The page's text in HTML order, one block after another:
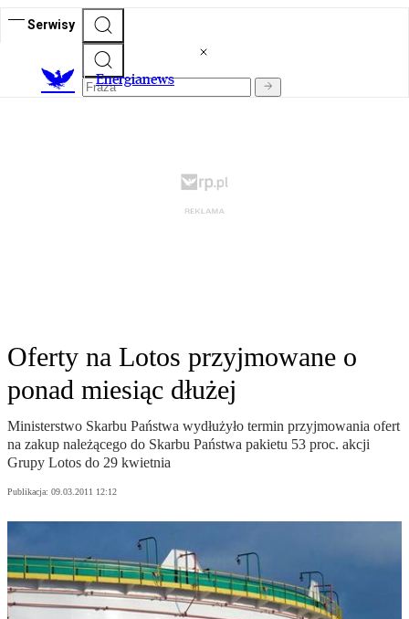
Serwisy
Energianews
Oferty na Lotos przyjmowane o
ponad miesiąc dłużej
Ministerstwo Skarbu Państwa wydłużyło termin przyjmowania ofert
na zakup należącego do Skarbu Państwa pakietu 53 proc. akcji
Grupy Lotos do 29 kwietnia
Publikacja: 09.03.2011 12:12